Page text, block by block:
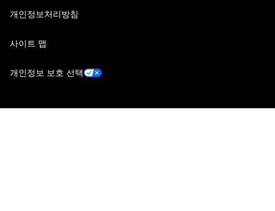
개인정보처리방침
사이트 맵
개인정보 보호 선택